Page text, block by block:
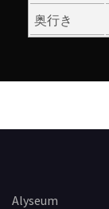
奥行き
Alyseum